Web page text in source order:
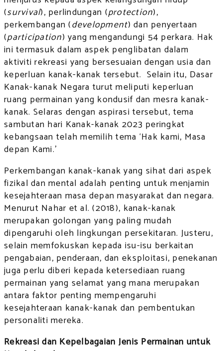
(survival), perlindungan (protection),
perkembangan (development) dan penyertaan
(participation) yang mengandungi 54 perkara. Hak
ini termasuk dalam aspek penglibatan dalam
aktiviti rekreasi yang bersesuaian dengan usia dan
keperluan kanak-kanak tersebut. Selain itu, Dasar
Kanak-kanak Negara turut meliputi keperluan
ruang permainan yang kondusif dan mesra kanak-
kanak. Selaras dengan aspirasi tersebut, tema
sambutan hari Kanak-kanak 2023 peringkat
kebangsaan telah memilih tema ‘Hak kami, Masa
depan Kami.’
Perkembangan kanak-kanak yang sihat dari aspek
fizikal dan mental adalah penting untuk menjamin
kesejahteraan masa depan masyarakat dan negara.
Menurut Nahar et al. (2018), kanak-kanak
merupakan golongan yang paling mudah
dipengaruhi oleh lingkungan persekitaran. Justeru,
selain memfokuskan kepada isu-isu berkaitan
pengabaian, penderaan, dan eksploitasi, penekanan
juga perlu diberi kepada ketersediaan ruang
permainan yang selamat yang mana merupakan
antara faktor penting mempengaruhi
kesejahteraan kanak-kanak dan pembentukan
personaliti mereka.
Rekreasi dan Kepelbagaian Jenis Permainan untuk